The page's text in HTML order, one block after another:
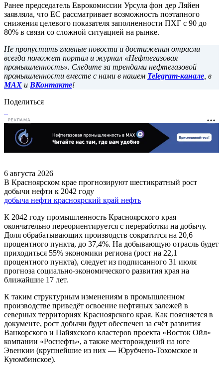
Ранее председатель Еврокомиссии Урсула фон дер Ляйен
заявляла, что ЕС рассматривает возможность поэтапного
снижения целевого показателя заполненности ПХГ с 90 до
80% в связи со сложной ситуацией на рынке.
Не пропустить главные новости и достижения отрасли
всегда поможет портал и журнал «Нефтегазовая
промышленность». Следите за трендами нефтегазовой
промышленности вместе с нами в нашем Telegram-канале , в
MAX и ВКонтакте!
Поделиться
РЕКЛАМА
6 августа 2026
В Красноярском крае прогнозируют шестикратный рост
добычи нефти к 2042 году
добыча нефти красноярский край нефть
К 2042 году промышленность Красноярского края
окончательно переориентируется с переработки на добычу.
Доля обрабатывающих производств сократится на 20,6
процентного пункта, до 37,4%. На добывающую отрасль будет
приходиться 55% экономики региона (рост на 22,1
процентного пункта), следует из подписанного 31 июля
прогноза социально-экономического развития края на
ближайшие 17 лет.
К таким структурным изменениям в промышленном
производстве приведёт освоение нефтяных залежей в
северных территориях Красноярского края. Как поясняется в
документе, рост добычи будет обеспечен за счёт развития
Ванкорского и Пайяхского кластеров проекта «Восток Ойл»
компании «Роснефть», а также месторождений на юге
Эвенкии (крупнейшие из них — Юрубчено-Тохомское и
Куюмбинское).